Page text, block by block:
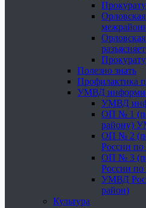
разъясняет
Полезно знать
Профилактика
УМВД
УМВД
ОП № 1
району)
ОП № 2
России по
ОП № 3
России по
УМВД
район)
Культура